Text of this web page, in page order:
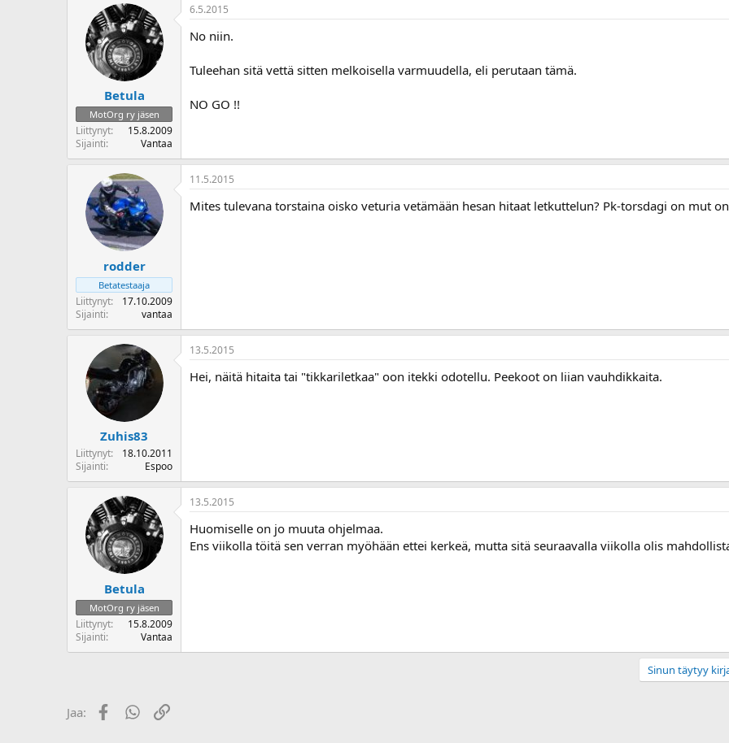
Betula
MotOrg ry jäsen
Liittynyt
15.8.2009
Sijainti
Vantaa
6.5.2015
No niin.
Tuleehan sitä vettä sitten melkoisella varmuudella, eli perutaan tämä.
NO GO !!
rodder
Betatestaaja
Liittynyt
17.10.2009
Sijainti
vantaa
11.5.2015
Mites tulevana torstaina oisko veturia vetämään hesan hitaat letkuttelun? Pk-torsdagi on mut
Zuhis83
Liittynyt
18.10.2011
Sijainti
Espoo
13.5.2015
Hei, näitä hitaita tai "tikkariletkaa" oon itekki odotellu. Peekoot on liian vauhdikkaita.
Betula
MotOrg ry jäsen
Liittynyt
15.8.2009
Sijainti
Vantaa
13.5.2015
Huomiselle on jo muuta ohjelmaa.
Ens viikolla töitä sen verran myöhään ettei kerkeä, mutta sitä seuraavalla viikolla olis
Sinun täytyy
Jaa: FacebookWhatsApp
Linkki